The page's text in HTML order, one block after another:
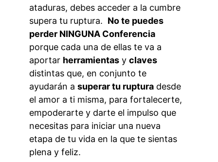
ataduras, debes acceder a la cumbre
supera tu ruptura. No te puedes
perder NINGUNA Conferencia
porque cada una de ellas te va a
aportar herramientas y claves
distintas que, en conjunto te
ayudarán a superar tu ruptura desde
el amor a ti misma, para fortalecerte,
empoderarte y darte el impulso que
necesitas para iniciar una nueva
etapa de tu vida en la que te sientas
plena y feliz.